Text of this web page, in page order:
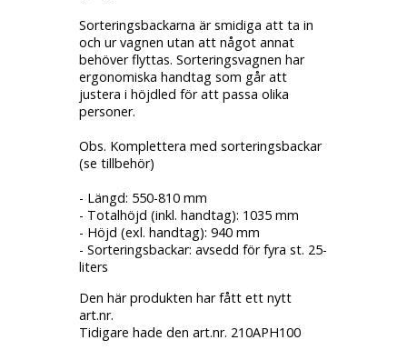
Sorteringsbackarna är smidiga att ta in
och ur vagnen utan att något annat
behöver flyttas. Sorteringsvagnen har
ergonomiska handtag som går att
justera i höjdled för att passa olika
personer.
Obs. Komplettera med sorteringsbackar
(se tillbehör)
- Längd: 550-810 mm
- Totalhöjd (inkl. handtag): 1035 mm
- Höjd (exl. handtag): 940 mm
- Sorteringsbackar: avsedd för fyra st. 25-
liters
Den här produkten har fått ett nytt
art.nr.
Tidigare hade den art.nr. 210APH100